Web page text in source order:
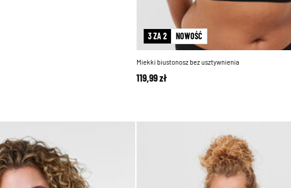
3 ZA 2 NOWOŚĆ
Miekki biustonosz bez usztywnienia
119,99 zł